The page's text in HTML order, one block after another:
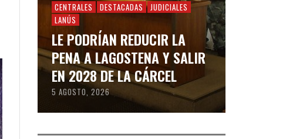
CENTRALES DESTACADAS
JUDICIALES
LANÚS
LE PODRÍAN REDUCIR LA
PENA A LAGOSTENA Y SALIR
EN 2028 DE LA CÁRCEL
5 AGOSTO, 2026